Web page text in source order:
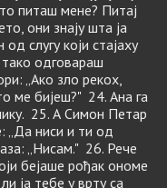
питаш мене? Питај
они знају шта ја
слугу који стајаху
одговараш
„Ако зло рекох,
ме бијеш?" 24. Ана га
25. А Симон Петар
„Да ниси и ти од
„Нисам." 26. Рече
бејаше рођак ономе
ја тебе у врту са